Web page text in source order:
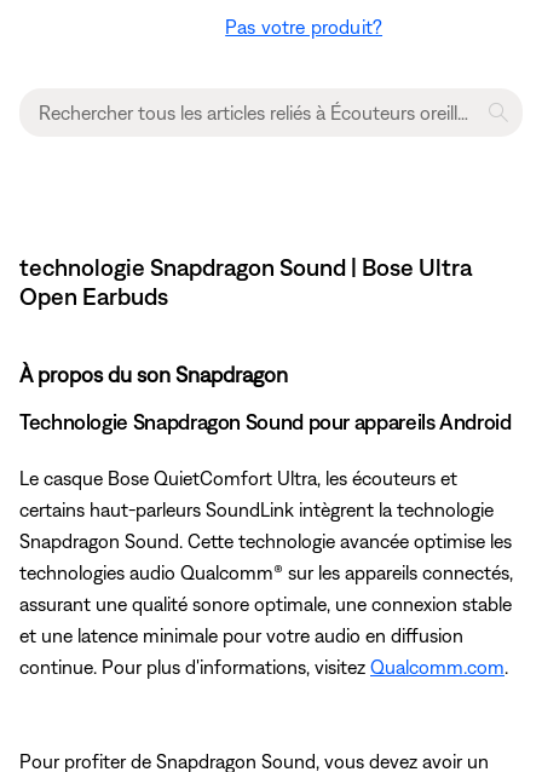
Pas votre produit?
technologie Snapdragon Sound | Bose Ultra
Open Earbuds
À propos du son Snapdragon
Technologie Snapdragon Sound pour appareils Android
Le casque Bose QuietComfort Ultra, les écouteurs et
certains haut-parleurs SoundLink intègrent la technologie
Snapdragon Sound. Cette technologie avancée optimise les
technologies audio Qualcomm® sur les appareils connectés,
assurant une qualité sonore optimale, une connexion stable
et une latence minimale pour votre audio en diffusion
continue. Pour plus d'informations, visitez Qualcomm.com
Pour profiter de Snapdragon Sound, vous devez avoir un